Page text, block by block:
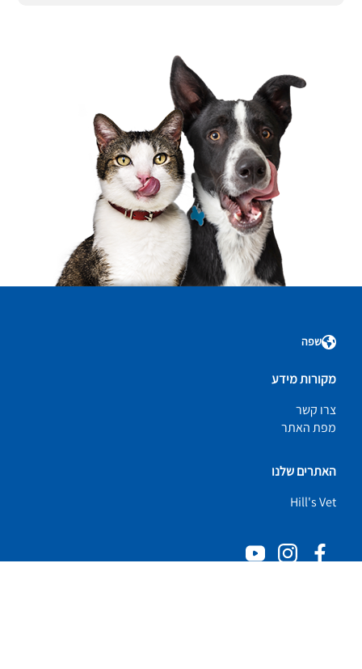
שפה
מקורות מידע
צרו קשר
מפת האתר
האתרים שלנו
Hill's Vet